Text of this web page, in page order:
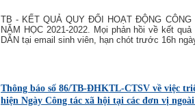
TB - KẾT QUẢ QUY ĐỔI HOẠT ĐỘNG
NĂM HỌC 2021-2022. Mọi phản hồi về kết
DẪN tại email sinh viên, hạn chót trước 16h
Thông báo số 86/TB-ĐHKTL-CTSV về việc
hiện Ngày Công tác xã hội tại các đơn vị